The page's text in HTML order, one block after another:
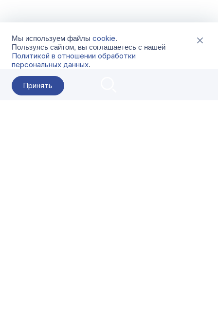
Мы используем файлы cookie.
Пользуясь сайтом, вы соглашаетесь с нашей
Политикой в отношении обработки
персональных данных.
Принять